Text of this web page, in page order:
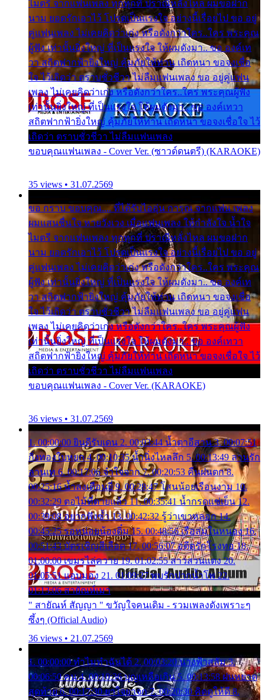
ไมตรี จากแฟนเพลง ทุกทุกที่ ปราณีหลั่งไหล ผมขอฝาก
นาม ยอดรักเอาไว้ โปรดเป็นแรงใจ อย่างนี้เรื่อยไป ขอ อยู่
คู่แฟนเพลง ไม่เคยคิดว่าเก่ง หรือดังกว่าใคร..ใคร พระคุณ
ผู้ฟัง เท่านั้นยิ่งใหญ่ ที่เป็นแรงใจ ให้ผมดังมา.. ขอ องค์เท
วา สถิตฟากฟ้ายิ่งใหญ่ คุ้มภัยให้ท่าน เถิดหนา ขอจงเชื่อ
ใจ ไว้เถิดว่า ตราบชั่วชีวา ไม่ลืมแฟนเพลง ขอ อยู่คู่แฟน
เพลง ไม่เคยคิดว่าเก่ง หรือดังกว่าใคร..ใคร พระคุณผู้ฟัง
เท่านั้นยิ่งใหญ่ ที่เป็นแรงใจ ให้ผมดังมา.. ขอ องค์เทวา
สถิตฟากฟ้ายิ่งใหญ่ คุ้มภัยให้ท่าน เถิดหนา ขอจงเชื่อใจ ไว้
เถิดว่า ตราบชั่วชีวา ไม่ลืมแฟนเพลง
ขอบคุณแฟนเพลง - Cover Ver. (ซาวด์ดนตรี) (KARAOKE)
35 views • 31.07.2569
ขอ กราบ ขอบคุณ.... ที่ได้รับไออุ่น การุณ จากแฟน เพลง
ผมแสนชื่นใจ หายวังเวง เมื่อแฟนเพลง ให้กำลังใจ น้ำใจ
ไมตรี จากแฟนเพลง ทุกทุกที่ ปราณีหลั่งไหล ผมขอฝาก
นาม ยอดรักเอาไว้ โปรดเป็นแรงใจ อย่างนี้เรื่อยไป ขอ อยู่
คู่แฟนเพลง ไม่เคยคิดว่าเก่ง หรือดังกว่าใคร..ใคร พระคุณ
ผู้ฟัง เท่านั้นยิ่งใหญ่ ที่เป็นแรงใจ ให้ผมดังมา.. ขอ องค์เท
วา สถิตฟากฟ้ายิ่งใหญ่ คุ้มภัยให้ท่าน เถิดหนา ขอจงเชื่อ
ใจ ไว้เถิดว่า ตราบชั่วชีวา ไม่ลืมแฟนเพลง ขอ อยู่คู่แฟน
เพลง ไม่เคยคิดว่าเก่ง หรือดังกว่าใคร..ใคร พระคุณผู้ฟัง
เท่านั้นยิ่งใหญ่ ที่เป็นแรงใจ ให้ผมดังมา.. ขอ องค์เทวา
สถิตฟากฟ้ายิ่งใหญ่ คุ้มภัยให้ท่าน เถิดหนา ขอจงเชื่อใจ ไว้
เถิดว่า ตราบชั่วชีวา ไม่ลืมแฟนเพลง
ขอบคุณแฟนเพลง - Cover Ver. (KARAOKE)
36 views • 31.07.2569
1. 00:00:00 ยินดีรับเดน 2. 00:03:44 น้ำตาอีสาน 3. 00:07:51
กิ่งทองใบหยก 4. 00:10:35 น้ำนิ่งไหลลึก 5. 00:13:49 ลานรัก
ลานเท 6. 00:17:06 จำใจจาก 7. 00:20:53 คืนฝนตก 8.
00:25:16 น้ำลงเดือนยี่ 9. 00:28:47 โสนน้อยเรือนงาม 10.
00:32:29 ตอไม้ที่ตายแล้ว 11. 00:35:41 น้ำกรดแช่เย็น 12.
00:39:08 อยากฟังซ้ำ 13. 00:42:32 รู้ว่าเขาหลอก 14.
00:45:25 รอหน่อยน้องติ๋ม 15. 00:48:56 เรือล่มในหนอง 16.
00:51:43 บัตรเชิญสีเลือด 17. 00:56:07 อดีตรักโรงทอ 18.
01:00:00 เขมรไล่ควาย 19. 01:02:55 สาวสวนแตง 20.
01:05:51 แอบมอง 21. 01:09:27 พบรักปากน้ำโพ 22.
01:13:06 สายัณห์เมา
" สายัณห์ สัญญา " ขวัญใจคนเดิม - รวมเพลงดังเพราะๆ
ซึ้งๆ (Official Audio)
36 views • 21.07.2569
1. 00:00:00 ทำไมทำฉันได้ 2. 00:03:20 นางฟ้าสลัม 3.
00:06:50 คน 4. 00:10:36 บุญเหลือเกิน 5. 00:13:58 ฝนหยาด
สุดท้าย 6. 00:17:30 ยาใจยาจก 7. 00:20:30 คิดดูให้ดี 8.